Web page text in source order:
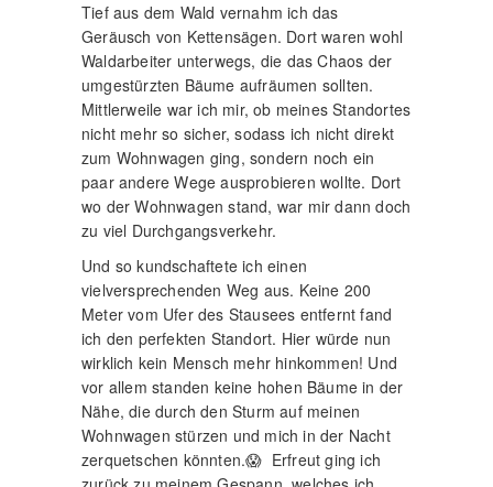
Tief aus dem Wald vernahm ich das
Geräusch von Kettensägen. Dort waren wohl
Waldarbeiter unterwegs, die das Chaos der
umgestürzten Bäume aufräumen sollten.
Mittlerweile war ich mir, ob meines Standortes
nicht mehr so sicher, sodass ich nicht direkt
zum Wohnwagen ging, sondern noch ein
paar andere Wege ausprobieren wollte. Dort
wo der Wohnwagen stand, war mir dann doch
zu viel Durchgangsverkehr.
Und so kundschaftete ich einen
vielversprechenden Weg aus. Keine 200
Meter vom Ufer des Stausees entfernt fand
ich den perfekten Standort. Hier würde nun
wirklich kein Mensch mehr hinkommen! Und
vor allem standen keine hohen Bäume in der
Nähe, die durch den Sturm auf meinen
Wohnwagen stürzen und mich in der Nacht
zerquetschen könnten.😱 Erfreut ging ich